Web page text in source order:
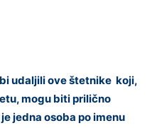
udaljili ove štetnike koji,
mogu biti prilično
jedna osoba po imenu